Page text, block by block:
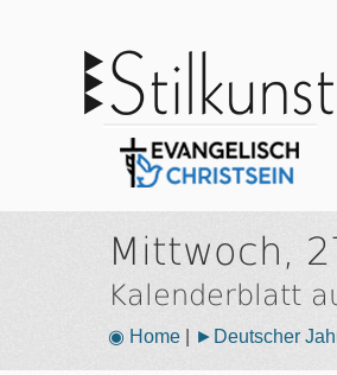
Mittwoch,
Kalenderblatt
◉ Home ►Deutscher